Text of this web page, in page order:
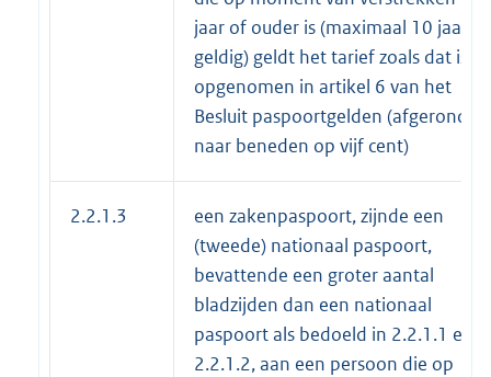
jaar of ouder is (maximaal 10 jaar
geldig) geldt het tarief zoals dat is
opgenomen in artikel 6 van het
Besluit paspoortgelden (afgerond
naar beneden op vijf cent)
2.2.1.3
een zakenpaspoort, zijnde een
(tweede) nationaal paspoort,
bevattende een groter aantal
bladzijden dan een nationaal
paspoort als bedoeld in 2.2.1.1 en
2.2.1.2, aan een persoon die op